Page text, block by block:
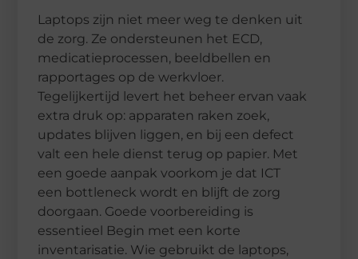
Laptops zijn niet meer weg te denken uit
de zorg. Ze ondersteunen het ECD,
medicatieprocessen, beeldbellen en
rapportages op de werkvloer.
Tegelijkertijd levert het beheer ervan vaak
extra druk op: apparaten raken zoek,
updates blijven liggen, en bij een defect
valt een hele dienst terug op papier. Met
een goede aanpak voorkom je dat ICT
een bottleneck wordt en blijft de zorg
doorgaan. Goede voorbereiding is
essentieel Begin met een korte
inventarisatie. Wie gebruikt de laptops,